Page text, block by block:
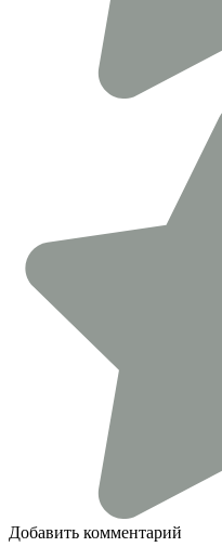
Добавить комментарий